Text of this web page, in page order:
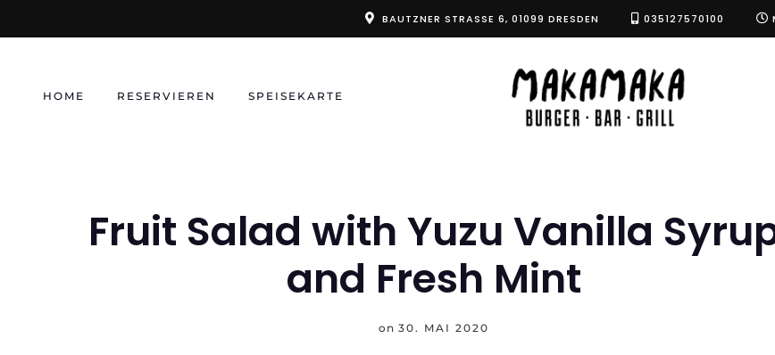
to
BAUTZNER STRASSE 6, 01099 DRESDEN 035127570100
HOME RESERVIEREN SPEISEKARTE
Fruit Salad with Yuzu Vanilla
and Fresh Mint
on 30. MAI 2020